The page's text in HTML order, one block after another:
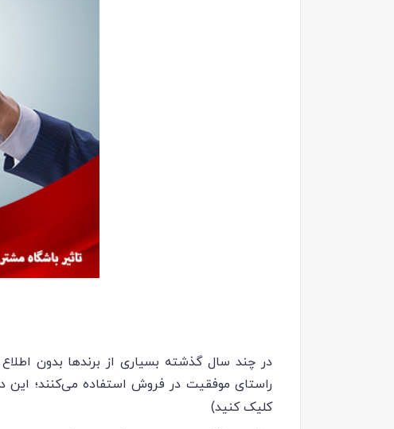
در چند سال گذشته بسیاری از برندها بدون اطلاع
راستای موفقیت در فروش استفاده می‌کنند؛ این
کلیک کنید)